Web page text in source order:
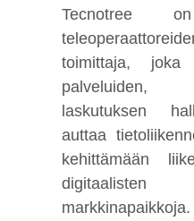
Tecnotree
toimittaja, joka
palveluiden,
laskutuksen
auttaa
kehittämään